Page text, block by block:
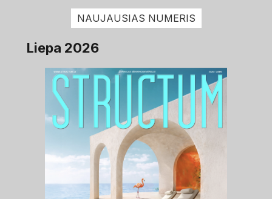
NAUJAUSIAS NUMERIS
Liepa 2026